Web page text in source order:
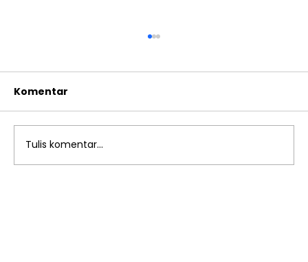
Komentar
Tulis komentar...